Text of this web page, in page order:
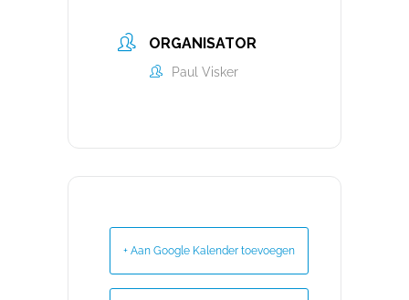
ORGANISATOR
Paul Visker
+ Aan Google Kalender toevoegen